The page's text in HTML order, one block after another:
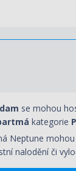
se mohou
kategorie
Neptune
nalodění či